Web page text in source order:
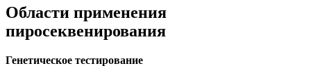
Области применения
пиросеквенирования
Генетическое тестирование